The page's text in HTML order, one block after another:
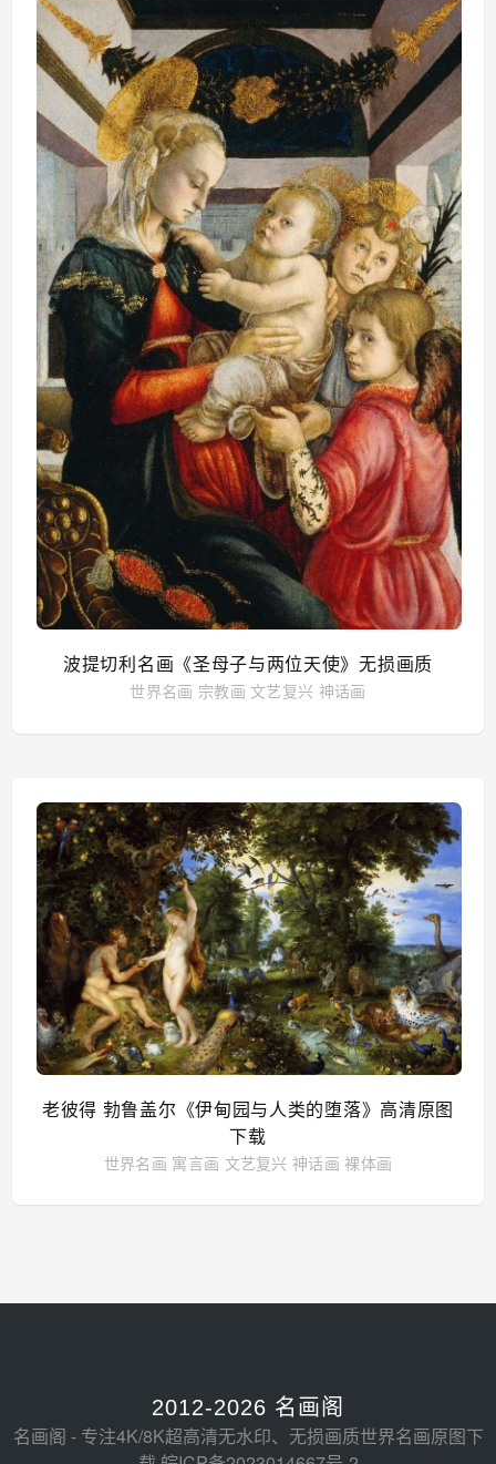
波提切利名画《圣母子与两位天使》无损画质
世界名画 宗教画 文艺复兴 神话画
老彼得 勃鲁盖尔《伊甸园与人类的堕落》高清原图
下载
世界名画 寓言画 文艺复兴 神话画 裸体画
2012-2026 名画阁
名画阁 - 专注4K/8K超高清无水印、无损画质世界名画原图下